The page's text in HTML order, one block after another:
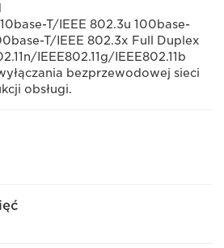
T/IEEE 802.3u 100base-
T/IEEE 802.3x Full Duplex
IEEE802.11g/IEEE802.11b
bezprzewodowej sieci
obsługi.